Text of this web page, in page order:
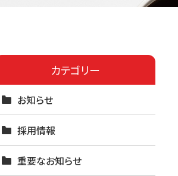
カテゴリー
お知らせ
採用情報
重要なお知らせ